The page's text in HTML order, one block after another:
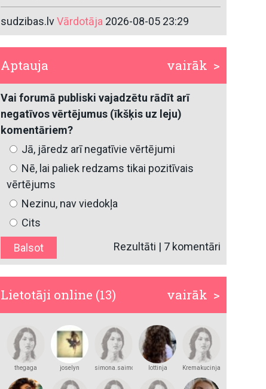
sudzibas.lvVārdotāja 2026-08-05 23:29
vairāk >
Aptauja
Vai forumā publiski vajadzētu rādīt arī
negatīvos vērtējumus (īkšķis uz leju)
komentāriem?
Jā, jāredz arī negatīvie vērtējumi
Nē, lai paliek redzams tikai pozitīvais
vērtējums
Nezinu, nav viedokļa
Cits
Rezultāti | 7 komentāri
vairāk >
Lietotāji online (13)
thegaga joselyn simona.saimona lottinja Kremakucinja